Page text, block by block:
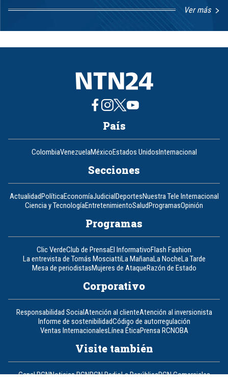
Ver más
8
País
ColombiaVenezuelaMéxicoEstados UnidosInternacional
Secciones
ActualidadPolíticaEconomíaJudicialDeportesNuestra Tele Internacional
Ciencia y TecnologíaEntretenimientoSaludProgramasOpinión
Programas
Clic VerdeClub de PrensaEl InformativoFlash Fashion
La entrevista de Tomás MosciattiLa MañanaLa NocheLa Tarde
Mesa de periodistasMujeres de AtaqueRazón de Estado
Corporativo
Responsabilidad SocialAtención al clienteAtención al inversionista
Informe de sostenibilidadCódigo de autorregulación
Ventas InternacionalesLínea ÉticaPrensa RCNOBA
Visite también
Canal RCNNoticias RCNRCN RadioLa RepúblicaRCN Comerciales